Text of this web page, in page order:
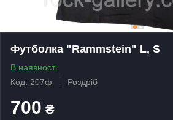
Футболка "Rammstein" L, S
В наявності
Код: 207ф
Роздріб
700 ₴